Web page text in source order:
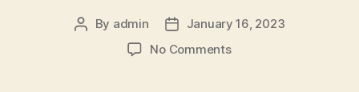
Post
By admin
Post
date
January 16, 2023
No Commentson